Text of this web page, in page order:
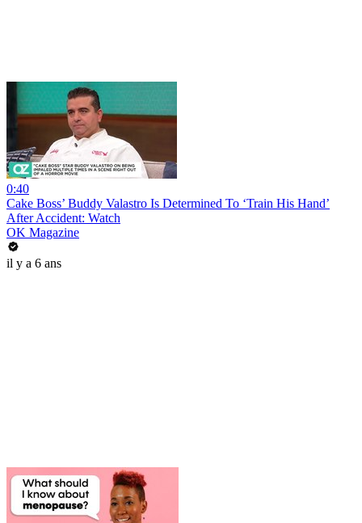
0:40
Cake Boss’ Buddy Valastro Is Determined To ‘Train His Hand’
After Accident: Watch
OK Magazine
il y a 6 ans